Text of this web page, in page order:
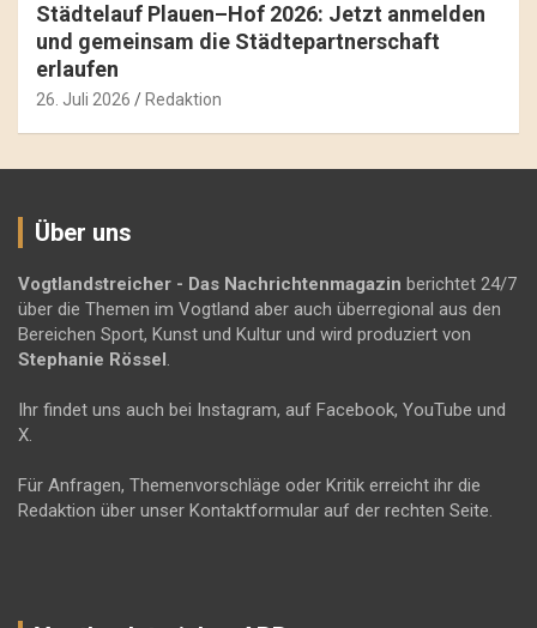
Städtelauf Plauen–Hof 2026: Jetzt anmelden
und gemeinsam die Städtepartnerschaft
erlaufen
26. Juli 2026 Redaktion
Über uns
Vogtlandstreicher - Das Nachrichtenmagazin berichtet 24/7
über die Themen im Vogtland aber auch überregional aus den
Bereichen Sport, Kunst und Kultur und wird produziert von
Stephanie Rössel .
Ihr findet uns auch bei Instagram, auf Facebook, YouTube und
X.
Für Anfragen, Themenvorschläge oder Kritik erreicht ihr die
Redaktion über unser Kontaktformular auf der rechten Seite.